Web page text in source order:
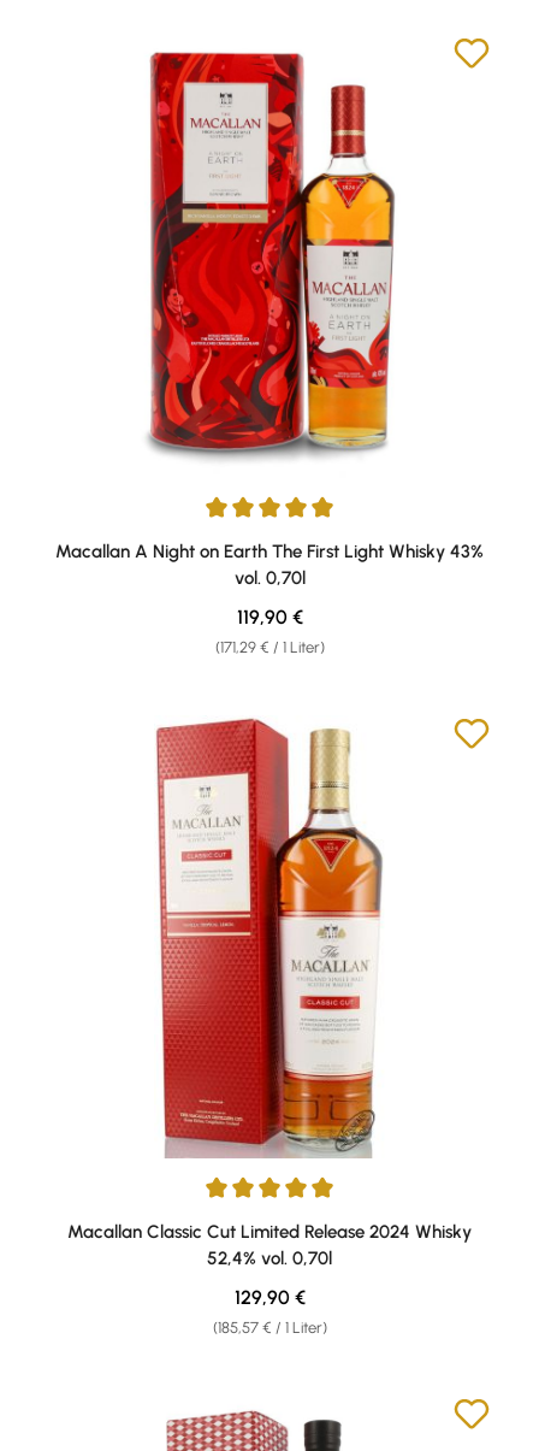
Durchschnittliche Bewertung von 5 von 5 Sternen
Macallan A Night on Earth The First Light Whisky 43%
vol. 0,70l
(171,29 € / 1 Liter)
Regulärer Preis:
119,90 €
Durchschnittliche Bewertung von 5 von 5 Sternen
Macallan Classic Cut Limited Release 2024 Whisky
52,4% vol. 0,70l
(185,57 € / 1 Liter)
Regulärer Preis:
129,90 €